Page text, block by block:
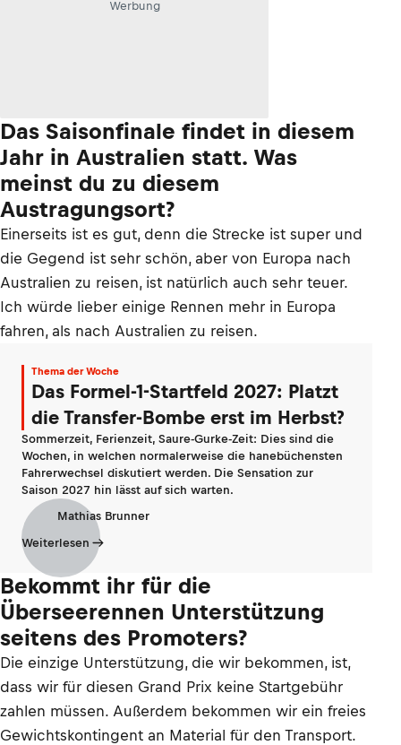
Werbung
Das Saisonfinale findet in diesem
Jahr in Australien statt. Was
meinst du zu diesem
Austragungsort?
Einerseits ist es gut, denn die Strecke ist super und
die Gegend ist sehr schön, aber von Europa nach
Australien zu reisen, ist natürlich auch sehr teuer.
Ich würde lieber einige Rennen mehr in Europa
fahren, als nach Australien zu reisen.
Thema der Woche
Das Formel-1-Startfeld 2027: Platzt
die Transfer-Bombe erst im Herbst?
Sommerzeit, Ferienzeit, Saure-Gurke-Zeit: Dies sind die
Wochen, in welchen normalerweise die hanebüchensten
Fahrerwechsel diskutiert werden. Die Sensation zur
Saison 2027 hin lässt auf sich warten.
Mathias Brunner
Weiterlesen
Bekommt ihr für die
Überseerennen Unterstützung
seitens des Promoters?
Die einzige Unterstützung, die wir bekommen, ist,
dass wir für diesen Grand Prix keine Startgebühr
zahlen müssen. Außerdem bekommen wir ein freies
Gewichtskontingent an Material für den Transport.